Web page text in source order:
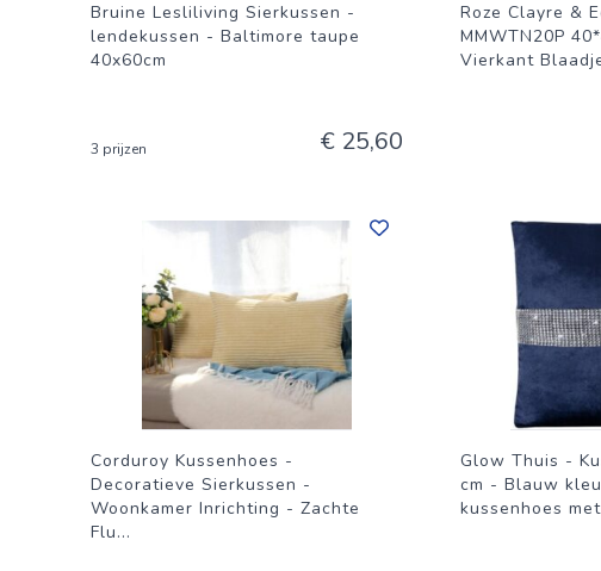
Bruine Lesliliving Sierkussen -
lendekussen - Baltimore taupe
40x60cm
3 prijzen € 25,60
Roze Clayre &
MMWTN20P
Vierkant
Corduroy Kussenhoes -
Decoratieve Sierkussen -
Woonkamer Inrichting - Zachte
Flu...
Glow Thuis -
cm - Blauw
kussenhoes